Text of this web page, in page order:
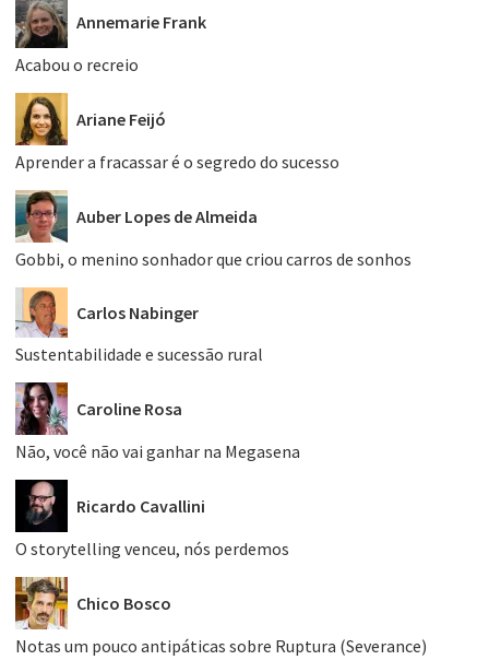
Annemarie Frank
Acabou o recreio
Ariane Feijó
Aprender a fracassar é o segredo do sucesso
Auber Lopes de Almeida
Gobbi, o menino sonhador que criou carros de sonhos
Carlos Nabinger
Sustentabilidade e sucessão rural
Caroline Rosa
Não, você não vai ganhar na Megasena
Ricardo Cavallini
O storytelling venceu, nós perdemos
Chico Bosco
Notas um pouco antipáticas sobre Ruptura (Severance)